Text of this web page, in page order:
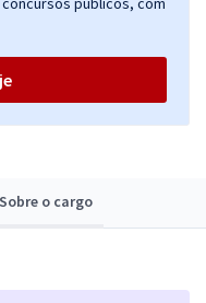
Sobre o cargo